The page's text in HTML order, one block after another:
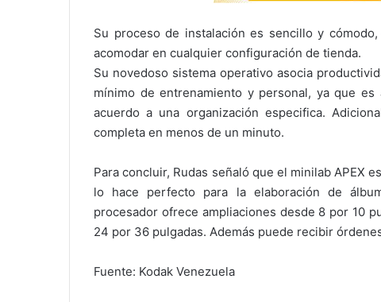
Su proceso de instalación es sencillo y
acomodar en cualquier configuración de tienda.
Su novedoso sistema operativo asocia
mínimo de entrenamiento y personal, ya que
acuerdo a una organización especifica.
completa en menos de un minuto.
Para concluir, Rudas señaló que el minilab APEX
lo hace perfecto para la elaboración de
procesador ofrece ampliaciones desde 8 por 10
24 por 36 pulgadas. Además puede recibir
Fuente: Kodak Venezuela